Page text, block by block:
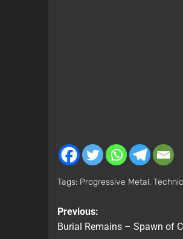
Tags: Progressive Metal,
Previous:
Burial Remains – Spawn of